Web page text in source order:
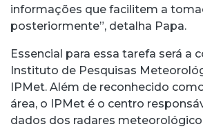
informações que facilitem a
posteriormente”, detalha Papa.
Essencial para essa tarefa será a
Instituto de Pesquisas
IPMet. Além de reconhecido
área, o IPMet é o centro
dados dos radares